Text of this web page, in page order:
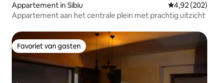
Appartement in Sibiu Gemiddelde
4,92 (202)
Appartement aan het centrale plein met prachtig uitzicht
Favoriet van gasten
Favoriet van gasten